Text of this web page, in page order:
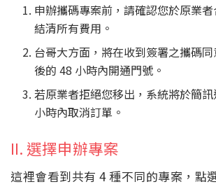
申辦攜碼專案前，請確認您於原業
結清所有費用。
台哥大方面，將在收到簽署之攜碼
後的 48 小時內開通門號。
若原業者拒絕您移出，系統將於簡
小時內取消訂單。
II. 選擇申辦專案
這裡會看到共有 4 種不同的專案，點